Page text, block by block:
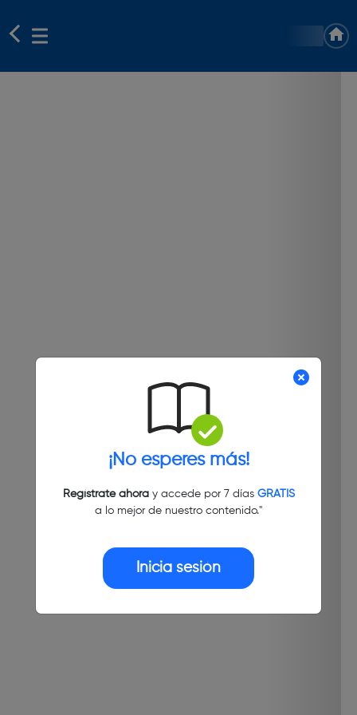
¡No esperes más!
Regístrate ahoray accede por 7 días GRATIS
a lo mejor de nuestro contenido."
Inicia sesión